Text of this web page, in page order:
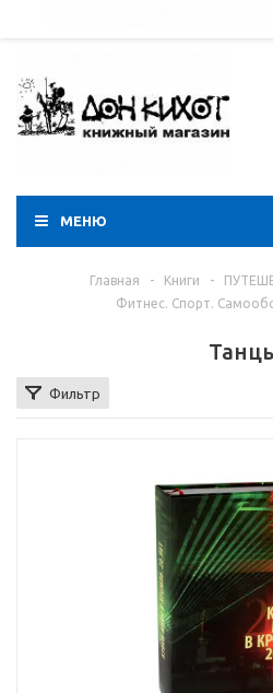
МЕНЮ
Главная - Книги -
Фитнес. Спорт.
Фильтр